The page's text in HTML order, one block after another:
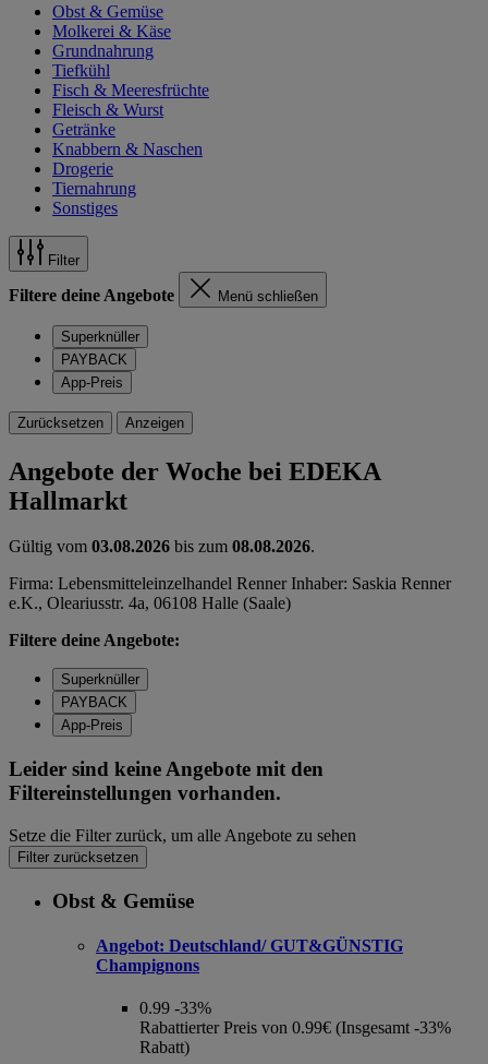
Obst & Gemüse
Molkerei & Käse
Grundnahrung
Tiefkühl
Fisch & Meeresfrüchte
Fleisch & Wurst
Getränke
Knabbern & Naschen
Drogerie
Tiernahrung
Sonstiges
Filter
Filtere deine Angebote Menü schließen
Superknüller
PAYBACK
App-Preis
Zurücksetzen Anzeigen
Angebote der Woche bei EDEKA
Hallmarkt
Gültig vom 03.08.2026 bis zum 08.08.2026.
Firma: Lebensmitteleinzelhandel Renner Inhaber: Saskia Renner
e.K., Oleariusstr. 4a, 06108 Halle (Saale)
Filtere deine Angebote:
Superknüller
PAYBACK
App-Preis
Leider sind keine Angebote mit den
Filtereinstellungen vorhanden.
Setze die Filter zurück, um alle Angebote zu sehen
Filter zurücksetzen
Obst & Gemüse
Angebot: Deutschland/ GUT&GÜNSTIG
Champignons
0.99 -33%
Rabattierter Preis von 0.99€ (Insgesamt -33%
Rabatt)